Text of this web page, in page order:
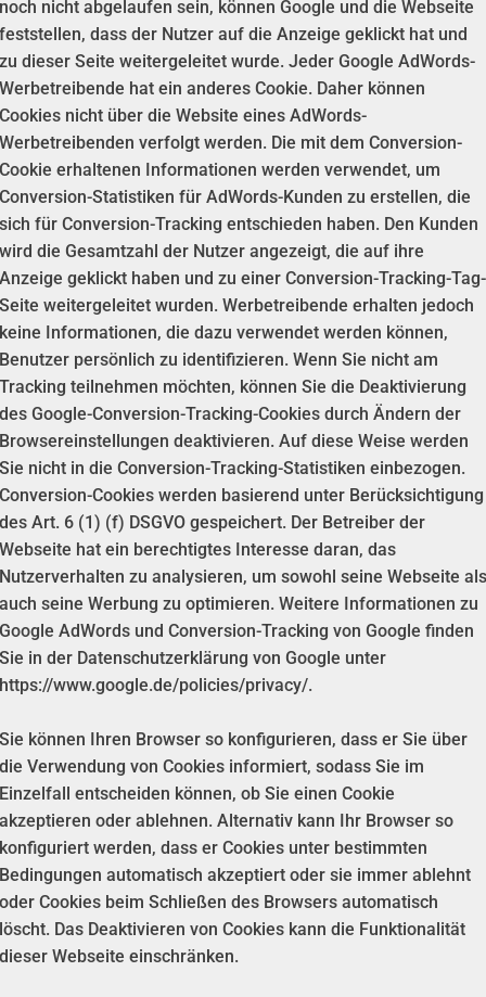
noch nicht abgelaufen sein, können Google und die Webseite
feststellen, dass der Nutzer auf die Anzeige geklickt hat und
zu dieser Seite weitergeleitet wurde. Jeder Google AdWords-
Werbetreibende hat ein anderes Cookie. Daher können
Cookies nicht über die Website eines AdWords-
Werbetreibenden verfolgt werden. Die mit dem Conversion-
Cookie erhaltenen Informationen werden verwendet, um
Conversion-Statistiken für AdWords-Kunden zu erstellen, die
sich für Conversion-Tracking entschieden haben. Den Kunden
wird die Gesamtzahl der Nutzer angezeigt, die auf ihre
Anzeige geklickt haben und zu einer Conversion-Tracking-Tag-
Seite weitergeleitet wurden. Werbetreibende erhalten jedoch
keine Informationen, die dazu verwendet werden können,
Benutzer persönlich zu identifizieren. Wenn Sie nicht am
Tracking teilnehmen möchten, können Sie die Deaktivierung
des Google-Conversion-Tracking-Cookies durch Ändern der
Browsereinstellungen deaktivieren. Auf diese Weise werden
Sie nicht in die Conversion-Tracking-Statistiken einbezogen.
Conversion-Cookies werden basierend unter Berücksichtigung
des Art. 6 (1) (f) DSGVO gespeichert. Der Betreiber der
Webseite hat ein berechtigtes Interesse daran, das
Nutzerverhalten zu analysieren, um sowohl seine Webseite als
auch seine Werbung zu optimieren. Weitere Informationen zu
Google AdWords und Conversion-Tracking von Google finden
Sie in der Datenschutzerklärung von Google unter
https://www.google.de/policies/privacy/.
Sie können Ihren Browser so konfigurieren, dass er Sie über
die Verwendung von Cookies informiert, sodass Sie im
Einzelfall entscheiden können, ob Sie einen Cookie
akzeptieren oder ablehnen. Alternativ kann Ihr Browser so
konfiguriert werden, dass er Cookies unter bestimmten
Bedingungen automatisch akzeptiert oder sie immer ablehnt
oder Cookies beim Schließen des Browsers automatisch
löscht. Das Deaktivieren von Cookies kann die Funktionalität
dieser Webseite einschränken.